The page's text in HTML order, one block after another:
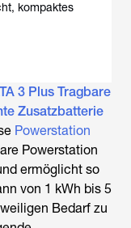
kompaktes
3 Plus Tragbare
Zusatzbatterie
Powerstation
Powerstation
ermöglicht so
von 1 kWh bis 5
Bedarf zu